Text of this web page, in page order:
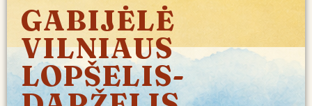
GABIJĖLĖ
VILNIAUS
LOPŠELIS-